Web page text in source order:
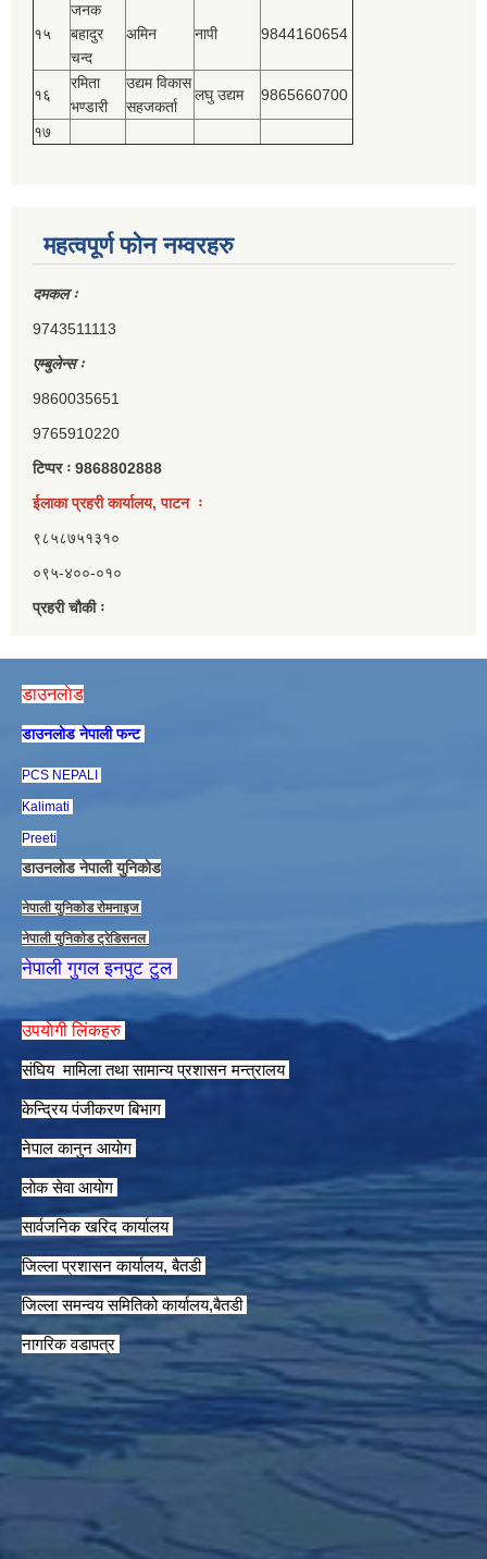
१५
जनक
बहादुर
चन्द
अमिन नापी 9844160654
१६
रमिता
भण्डारी
उद्यम विकास
सहजकर्ता
लघु उद्यम 9865660700
१७
महत्वपूर्ण फोन नम्वरहरु
दमकल ः
9743511113
एम्बुलेन्स ः
9860035651
9765910220
टिप्पर ः 9868802888
ईलाका प्रहरी कार्यालय, पाटन ः
९८५८७५१३१०
०९५-४००-०१०
प्रहरी चौकी ः
डाउनलाेड
डाउनलाेड नेपाली फन्ट
PCS NEPALI
Kalimati
Preeti
डाउनलाेड नेपाली युनिकाेड
नेपाली युनिकाेड राेमनाइज
नेपाली युनिकाेड ट्रेडिसनल
नेपाली गुगल इनपुट टुल
उपयाेगी लिंकहरु
संघिय मामिला तथा सामान्य प्रशासन मन्त्रालय
केन्द्रिय पंजीकरण बिभाग
नेपाल कानुन आयाेग
लाेक सेवा आयाेग
सार्वजनिक खरिद कार्यालय
जिल्ला प्रशासन कार्यालय, बैतडी
जिल्ला समन्वय समितिको कार्यालय,बैतडी
नागरिक वडापत्र